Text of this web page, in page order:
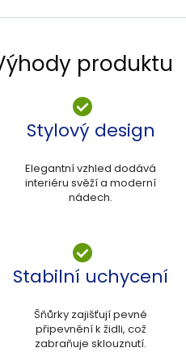
produktu
Stylový design
Elegantní vzhled dodává
interiéru svěží a moderní
nádech.
Stabilní uchycení
Šňůrky zajišťují pevné
připevnění k židli, což
zabraňuje sklouznutí.